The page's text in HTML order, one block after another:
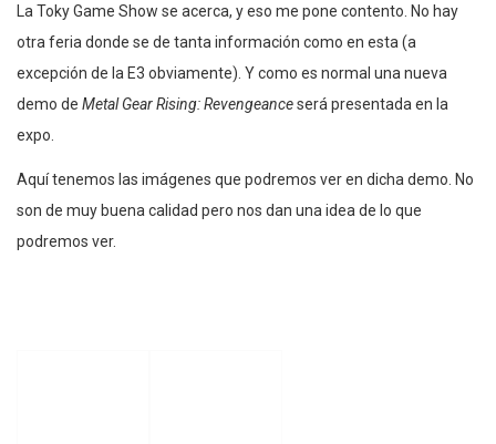
La Toky Game Show se acerca, y eso me pone contento. No hay
otra feria donde se de tanta información como en esta (a
excepción de la E3 obviamente). Y como es normal una nueva
demo de Metal Gear Rising: Revengeanceserá presentada en la
expo.
Aquí tenemos las imágenes que podremos ver en dicha demo. No
son de muy buena calidad pero nos dan una idea de lo que
podremos ver.